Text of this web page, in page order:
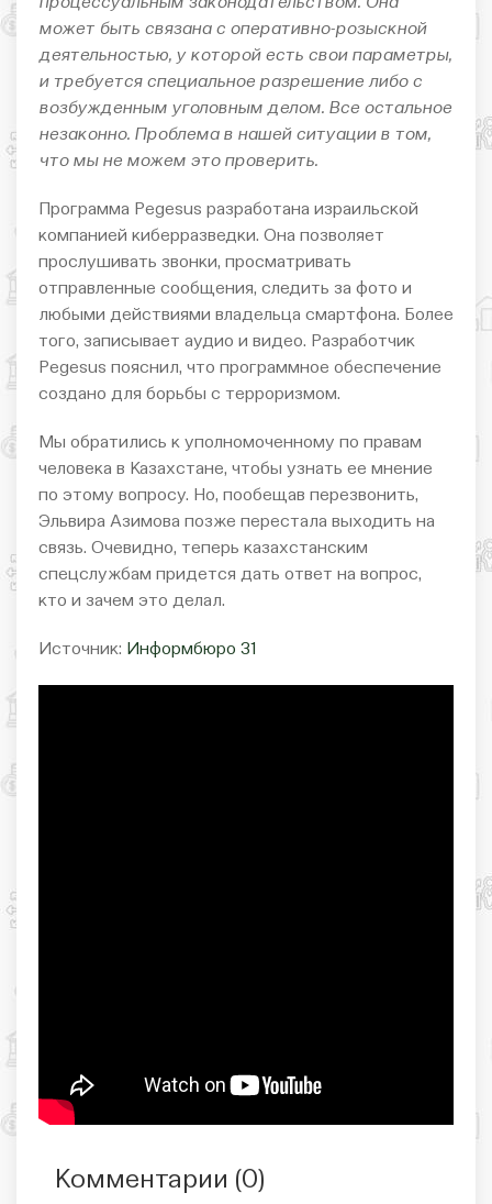
может быть связана с оперативно-розыскной
деятельностью, у которой есть свои параметры,
и требуется специальное разрешение либо с
возбужденным уголовным делом. Все остальное
незаконно. Проблема в нашей ситуации в том,
что мы не можем это проверить.
Программа Pegesus разработана израильской
компанией киберразведки. Она позволяет
прослушивать звонки, просматривать
отправленные сообщения, следить за фото и
любыми действиями владельца смартфона. Более
того, записывает аудио и видео. Разработчик
Pegesus пояснил, что программное обеспечение
создано для борьбы с терроризмом.
Мы обратились к уполномоченному по правам
человека в Казахстане, чтобы узнать ее мнение
по этому вопросу. Но, пообещав перезвонить,
Эльвира Азимова позже перестала выходить на
связь. Очевидно, теперь казахстанским
спецслужбам придется дать ответ на вопрос,
кто и зачем это делал.
Источник: Информбюро 31
Комментарии (0)